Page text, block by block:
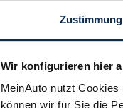
Zustimmung
Wir konfigurieren hier
MeinAuto nutzt
können wir für Sie die